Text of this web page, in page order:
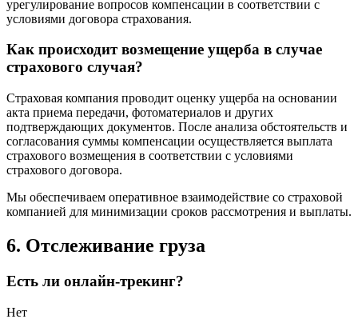
урегулирование вопросов компенсации в соответствии с
условиями договора страхования.
Как происходит возмещение ущерба в случае
страхового случая?
Страховая компания проводит оценку ущерба на основании
акта приема передачи, фотоматериалов и других
подтверждающих документов. После анализа обстоятельств и
согласования суммы компенсации осуществляется выплата
страхового возмещения в соответствии с условиями
страхового договора.
Мы обеспечиваем оперативное взаимодействие со страховой
компанией для минимизации сроков рассмотрения и выплаты.
6. Отслеживание груза
Есть ли онлайн-трекинг?
Нет